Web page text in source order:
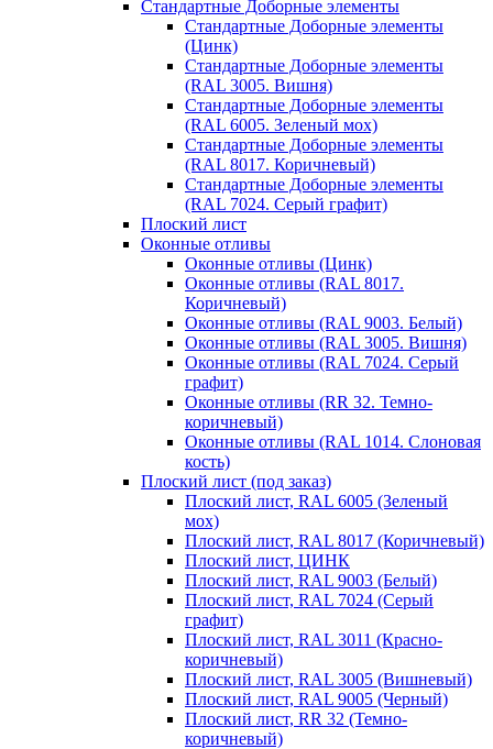
Стандартные Доборные элементы
Стандартные Доборные элементы
(Цинк)
Стандартные Доборные элементы
(RAL 3005. Вишня)
Стандартные Доборные элементы
(RAL 6005. Зеленый мох)
Стандартные Доборные элементы
(RAL 8017. Коричневый)
Стандартные Доборные элементы
(RAL 7024. Серый графит)
Плоский лист
Оконные отливы
Оконные отливы (Цинк)
Оконные отливы (RAL 8017.
Коричневый)
Оконные отливы (RAL 9003. Белый)
Оконные отливы (RAL 3005. Вишня)
Оконные отливы (RAL 7024. Серый
графит)
Оконные отливы (RR 32. Темно-
коричневый)
Оконные отливы (RAL 1014. Слоновая
кость)
Плоский лист (под заказ)
Плоский лист, RAL 6005 (Зеленый
мох)
Плоский лист, RAL 8017 (Коричневый)
Плоский лист, ЦИНК
Плоский лист, RAL 9003 (Белый)
Плоский лист, RAL 7024 (Серый
графит)
Плоский лист, RAL 3011 (Красно-
коричневый)
Плоский лист, RAL 3005 (Вишневый)
Плоский лист, RAL 9005 (Черный)
Плоский лист, RR 32 (Темно-
коричневый)